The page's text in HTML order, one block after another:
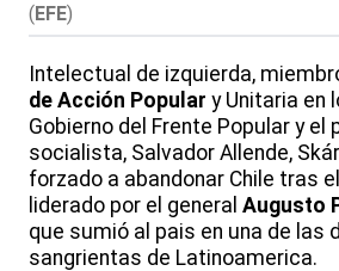
(EFE)
Intelectual de izquierda,
de Acción Popular y Unitaria en
Gobierno del Frente Popular y el
socialista, Salvador Allende,
forzado a abandonar Chile tras
liderado por el general Augusto
que sumió al pais en una de las
sangrientas de Latinoamerica.